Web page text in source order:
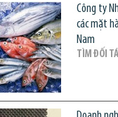
Công ty
các mặt
Nam
TÌM ĐỐI